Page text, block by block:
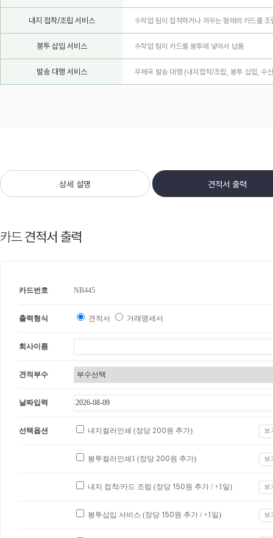
내지 접착/조립 서비스 수작업 팀이 접착하거나 끼우는 형태의 카드를 조
봉투 삽입 서비스 수작업 팀이 카드를 봉투에 넣어서 납품
발송 대행 서비스 우체국 발송 대행 (내지접착/조립, 봉투 삽입, 수
상세 설명 견적서 출력
카드견적서 출력
카드번호 NB445
출력형식 견적서 거래명세서
회사이름
견적부수
날짜입력
선택옵션 내지컬러인쇄 (장당 200원 추가) 보
봉투컬러인쇄1 (장당 200원 추가) 보
내지 접착/카드 조립 (장당 150원 추가 / +1일) 보
봉투삽입 서비스 (장당 150원 추가 / +1일) 보